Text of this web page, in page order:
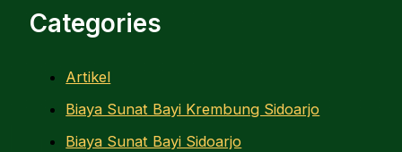
Categories
Artikel
Biaya Sunat Bayi Krembung Sidoarjo
Biaya Sunat Bayi Sidoarjo